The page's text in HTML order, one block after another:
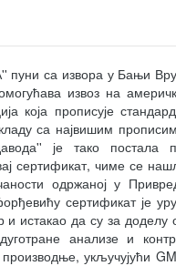
са извора у Бањи
извоз на
која прописује
са највишим
је тако постала
сертификат, чиме се
одржаној у
сертификат је
истакао да су за доделу
анализе и
укључујући